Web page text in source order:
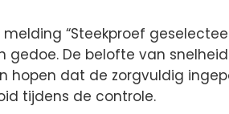
“Steekproef
gedoe. De belofte van
hopen dat de zorgvuldig
tijdens de controle.